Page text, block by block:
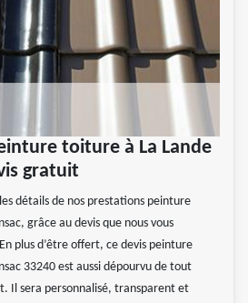
toiture à La Lande
gratuit
détails de nos prestations peinture
grâce au devis que nous vous
plus d’être offert, ce devis peinture
33240 est aussi dépourvu de tout
Il sera personnalisé, transparent et